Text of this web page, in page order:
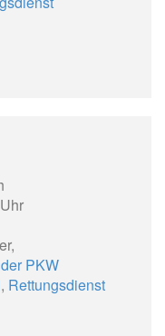
PKW
, Rettungsdienst